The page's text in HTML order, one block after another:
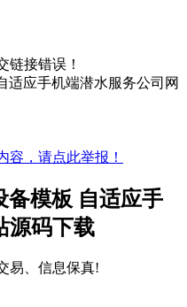
链接错误！
容，请点此举报！
备模板 自适应手
源码下载
易、信息保真!